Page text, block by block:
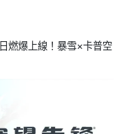
燃爆上線！暴雪×卡普空